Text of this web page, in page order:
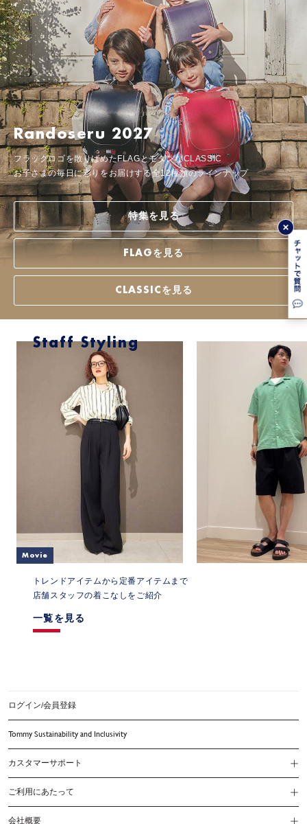
Randoseru 2027
フラッグロゴを散りばめたFLAGとモダンなCLASSIC
お子さまの毎日に彩りをお届けする全12種類のラインナップ
特集を見る
FLAGを見る
CLASSICを見る
Movie
Staff Styling
トレンドアイテムから定番アイテムまで
店舗スタッフの着こなしをご紹介
一覧を見る
ログイン/会員登録
Tommy Sustainability and Inclusivity
カスタマーサポート
会員特典 マイトミー
ご利用にあたって
会社概要